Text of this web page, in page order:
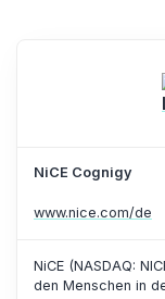
NiCE Cognigy
www.nice.com/de
NiCE (NASDAQ:
den Menschen in